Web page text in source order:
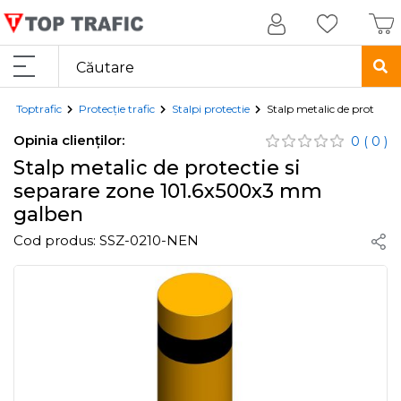
Toptrafic Protecție trafic Stalpi protectie Stalp metalic de protectie
Opinia clienților: 0 ( 0 )
Stalp metalic de protectie si
separare zone 101.6x500x3 mm
galben
Cod produs: SSZ-0210-NEN